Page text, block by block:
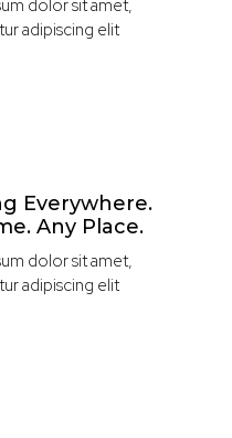
dolor sit amet,
adipiscing elit
Everywhere.
Any Place.
dolor sit amet,
adipiscing elit